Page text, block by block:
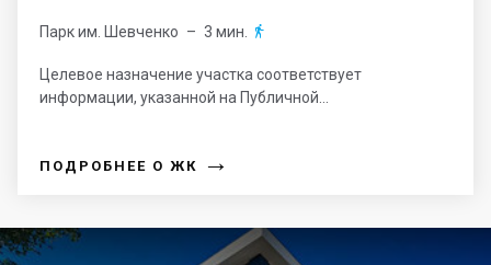
Парк им. Шевченко – 3 мин. 
Целевое назначение участка соответствует
информации, указанной на Публичной...
ПОДРОБНЕЕ О ЖК →